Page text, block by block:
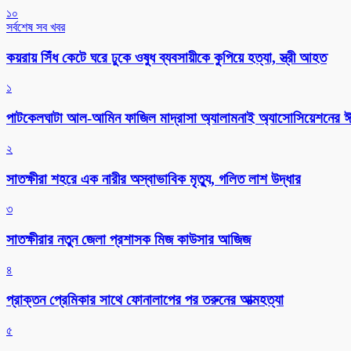
১০
সর্বশেষ সব খবর
কয়রায় সিঁধ কেটে ঘরে ঢুকে ওষুধ ব্যবসায়ীকে কুপিয়ে হত্যা, স্ত্রী আহত
১
পাটকেলঘাটা আল-আমিন ফাজিল মাদ্রাসা অ্যালামনাই অ্যাসোসিয়েশনের
২
সাতক্ষীরা শহরে এক নারীর অস্বাভাবিক মৃত্যু, গলিত লাশ উদ্ধার
৩
সাতক্ষীরার নতুন জেলা প্রশাসক মিজ কাউসার আজিজ
৪
প্রাক্তন প্রেমিকার সাথে ফোনালাপের পর তরুনের আত্মহত্যা
৫